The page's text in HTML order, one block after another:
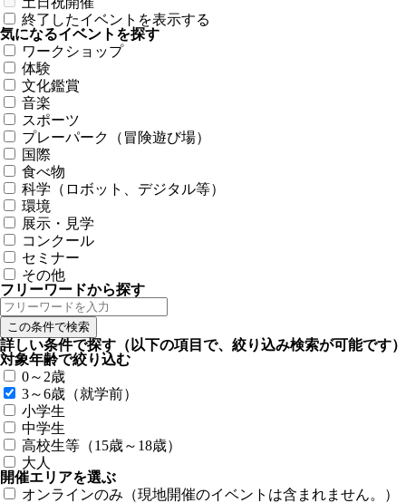
終了したイベントを表示する
気になるイベントを探す
ワークショップ
体験
文化鑑賞
音楽
スポーツ
プレーパーク（冒険遊び場）
国際
食べ物
科学（ロボット、デジタル等）
環境
展示・見学
コンクール
セミナー
その他
フリーワードから探す
詳しい条件で探す （以下の項目で、絞り込み検索が可能です）
対象年齢で絞り込む
0～2歳
3～6歳（就学前）
小学生
中学生
高校生等（15歳～18歳）
大人
開催エリアを選ぶ
オンラインのみ（現地開催のイベントは含まれません。）